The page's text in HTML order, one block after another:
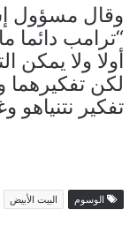
وقال مسؤول
“ترامب دائما
أولا ولا يمكن
لكن تفكيرهما
تفكير نتنياهو
الوسوم البيت الأبيض